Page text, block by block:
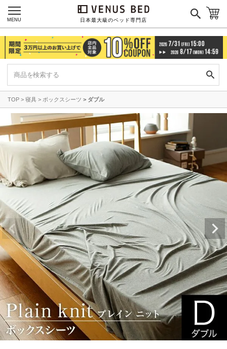
日本最大級のベッド専門店
MENU
TOP 寝具 ボックスシーツ ダブル